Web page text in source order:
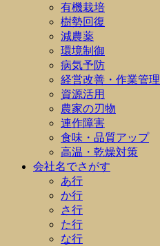
有機栽培
樹勢回復
減農薬
環境制御
病気予防
経営改善・作業管理
資源活用
農家の刃物
連作障害
食味・品質アップ
高温・乾燥対策
会社名でさがす
あ行
か行
さ行
た行
な行